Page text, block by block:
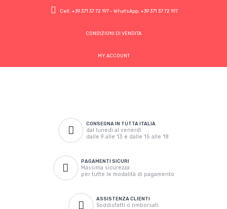
Cell. +39 371 37 72 197- WhatsApp. +39 371 37 72 197
CONDIZIONI DI VENDITA
MY ACCOUNT
CONSEGNA IN TUTTA ITALIA
dal lunedì al venerdì
dalle 9 alle 13 e dalle 15 alle 18
PAGAMENTI SICURI
Massima sicurezza
per tutte le modalità di pagamento
ASSISTENZA CLIENTI
Soddisfatti o rimborsati